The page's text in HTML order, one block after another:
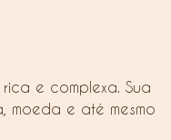
e complexa. Sua
moeda e até mesmo